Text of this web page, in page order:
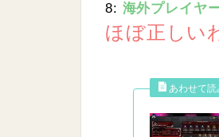
8: 海外プレイヤ
ほぼ正しい